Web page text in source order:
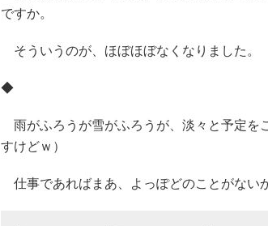
ですか。
そういうのが、ほぼほぼなくなりました。
◆
雨がふろうが雪がふろうが、淡々と予定を
すけどｗ）
仕事であればまあ、よっぽどのことがない